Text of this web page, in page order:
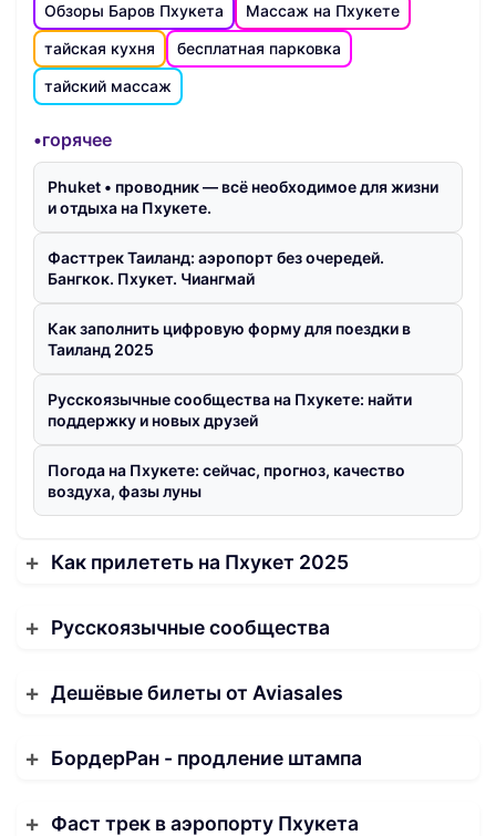
Обзоры Баров Пхукета
Массаж на Пхукете
тайская кухня
бесплатная парковка
тайский массаж
•горячее
Phuket • проводник — всё необходимое для жизни
и отдыха на Пхукете.
Фасттрек Таиланд: аэропорт без очередей.
Бангкок. Пхукет. Чиангмай
Как заполнить цифровую форму для поездки в
Таиланд 2025
Русскоязычные сообщества на Пхукете: найти
поддержку и новых друзей
Погода на Пхукете: сейчас, прогноз, качество
воздуха, фазы луны
Как прилететь на Пхукет 2025
Русскоязычные сообщества
Дешёвые билеты от Aviasales
БордерРан - продление штампа
Фаст трек в аэропорту Пхукета